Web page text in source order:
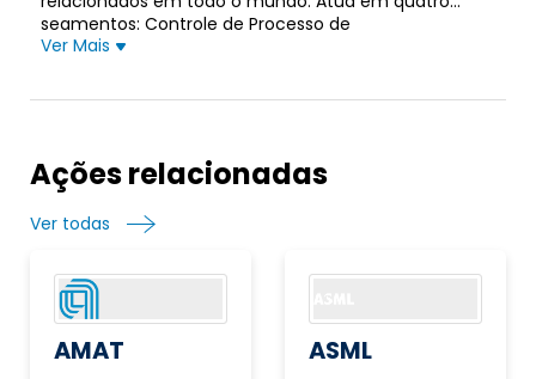
segmentos: Controle de Processo de
Semicondutores; Processo Especial de
inspeção e metrologia de defeitos de wafer e
substrato; inspeção e metrologia de defeitos de
gerenciamento de processo in situ e diagnóstico de
fabricante de equipamento original (OEM); produtos
de software para fornecer controle de processo em
tempo de execução, identificação de excursão de
defeito, correções de processo e classificação de
defeito; e produtos recondicionados e
Ver Mais
Ações relacionadas
Ver todas
AMAT ASML